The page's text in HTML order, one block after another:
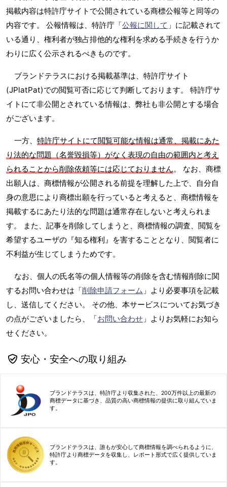
掲載内容は特許庁サイトで公開されている商標公報等と同等の
内容です。 公報情報は、特許庁「公報に関して 」に記載されて
いる通り、権利者が独占排他的な権利を求める手続きを行うか
わりに広く公示されるべきものです。
ブランドテラスにおける掲載基準は、特許庁サイト
(JPlatPat)での閲覧可否に応じて判断しております。 特許庁サ
イトにて非公開とされている情報は、弊社も非公開とする場合
がございます。
一方、 特許庁サイトにて閲覧可能な情報は通常、掲載にあた
り法的な問題（名誉毀損等）がなく表現の自由の範囲内と考え
られることから削除依頼等には応じておりません。 なお、商標
出願人は、商標情報が公開される前提を理解した上で、自分自
身の意思により商標出願を行っていると考えると、商標情報を
掲載するにあたり法的な問題は通常存在しないと考えられま
す。 また、記事を削除してしまうと、商標情報の調査、閲覧を
希望するユーザの『知る権利』を害することとなり、閲覧者に
不利益が生じてしまうためです。
なお、個人の氏名等の個人情報等の削除を含む情報削除に関
するお問い合わせは「削除申請フォーム 」より必要事項を記載
し、送信してください。 その他、本サービスについてお気づき
の点がございましたら、「お問い合わせ 」よりお気軽にお知ら
せください。
安心・安全への取り組み
ブランドテラスは、特許庁より収集された、200万件以上の最新の
商標データに基づき、品質の高い商標情報の提供に取り組んでいま
す。
ブランドテラスは、誰もが安心して商標情報を調べられるように、
特許庁より商標データを収集し、レポート形式で広く提供していま
す。